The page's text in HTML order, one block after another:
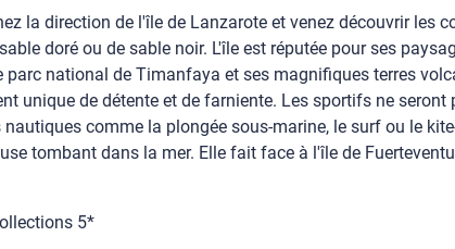
la direction de l'île de Lanzarote et venez découvrir les
doré ou de sable noir. L'île est réputée pour ses
national de Timanfaya et ses magnifiques terres
unique de détente et de farniente. Les sportifs ne
comme la plongée sous-marine, le surf ou le
tombant dans la mer. Elle fait face à l'île de
5*